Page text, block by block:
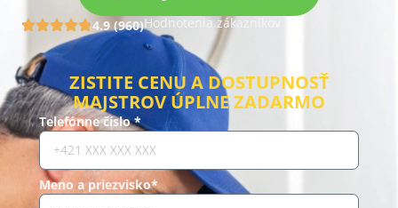
4.9 (960)Hodnotenia zákazníkov
ZISTITE CENU A DOSTUPNOSŤ
MAJSTROV ÚPLNE ZADARMO
Telefónne číslo *
Meno a priezvisko*